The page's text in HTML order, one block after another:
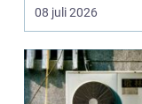
många bilägare i
08 juli 2026